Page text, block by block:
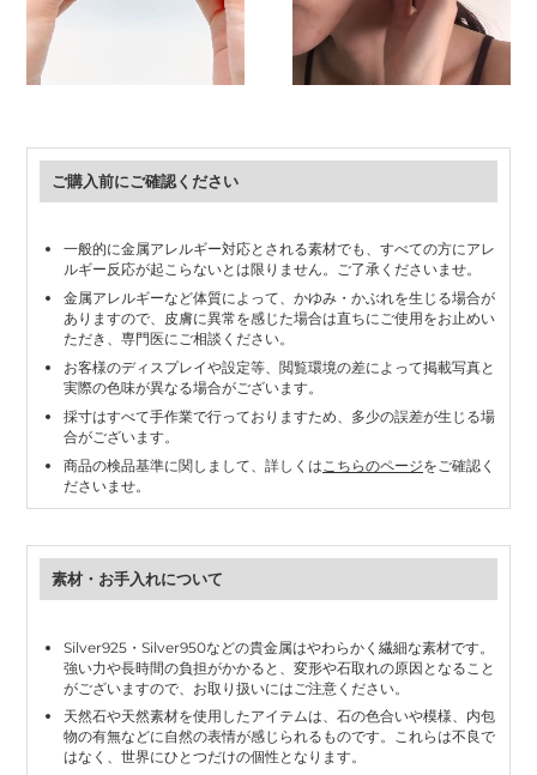
ご購入前にご確認ください
一般的に金属アレルギー対応とされる素材でも、すべての方にアレ
ルギー反応が起こらないとは限りません。ご了承くださいませ。
金属アレルギーなど体質によって、かゆみ・かぶれを生じる場合が
ありますので、皮膚に異常を感じた場合は直ちにご使用をお止めい
ただき、専門医にご相談ください。
お客様のディスプレイや設定等、閲覧環境の差によって掲載写真と
実際の色味が異なる場合がございます。
採寸はすべて手作業で行っておりますため、多少の誤差が生じる場
合がございます。
商品の検品基準に関しまして、詳しくはこちらのページをご確認く
ださいませ。
素材・お手入れについて
Silver925・Silver950などの貴金属はやわらかく繊細な素材です。
強い力や長時間の負担がかかると、変形や石取れの原因となること
がございますので、お取り扱いにはご注意ください。
天然石や天然素材を使用したアイテムは、石の色合いや模様、内包
物の有無などに自然の表情が感じられるものです。これらは不良で
はなく、世界にひとつだけの個性となります。